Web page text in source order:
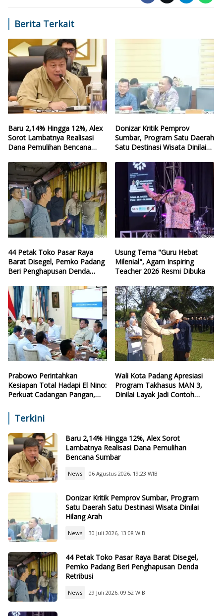
Berita Terkait
Baru 2,14% Hingga 12%, Alex
Sorot Lambatnya Realisasi
Dana Pemulihan Bencana
Donizar Kritik Pemprov
Sumbar, Program Satu Daerah
Satu Destinasi Wisata Dinilai
44 Petak Toko Pasar Raya
Barat Disegel, Pemko Padang
Beri Penghapusan Denda
Usung Tema "Guru Hebat
Milenial", Agam Inspiring
Teacher 2026 Resmi Dibuka
Prabowo Perintahkan
Kesiapan Total Hadapi El Nino:
Perkuat Cadangan Pangan,
Wali Kota Padang Apresiasi
Program Takhasus MAN 3,
Dinilai Layak Jadi Contoh
Terkini
Baru 2,14% Hingga 12%, Alex Sorot
Lambatnya Realisasi Dana Pemulihan
Bencana Sumbar
News 06 Agustus 2026, 19:23 WIB
Donizar Kritik Pemprov Sumbar, Program
Satu Daerah Satu Destinasi Wisata Dinilai
Hilang Arah
News 30 Juli 2026, 13:08 WIB
44 Petak Toko Pasar Raya Barat Disegel,
Pemko Padang Beri Penghapusan Denda
Retribusi
News 29 Juli 2026, 09:52 WIB